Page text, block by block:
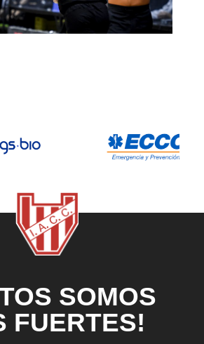
SOMOS
FUERTES!